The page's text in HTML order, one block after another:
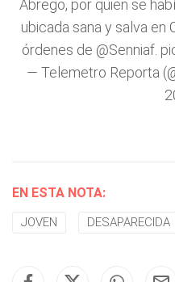
Ábrego, por quien se
ubicada sana y salva en
órdenes de @Senniaf.
— Telemetro Reporta
EN ESTA NOTA:
JOVEN DESAPARECIDA